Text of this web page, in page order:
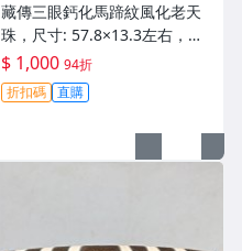
藏傳三眼鈣化馬蹄紋風化老天
珠，尺寸: 57.8×13.3左右，材
質：瑪瑙，玉髓， 天珠 瑪瑙
硃砂【德寶齋】407
$ 1,000 94折
折扣碼 直購